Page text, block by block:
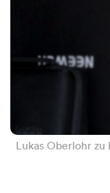
Lukas Oberlohr